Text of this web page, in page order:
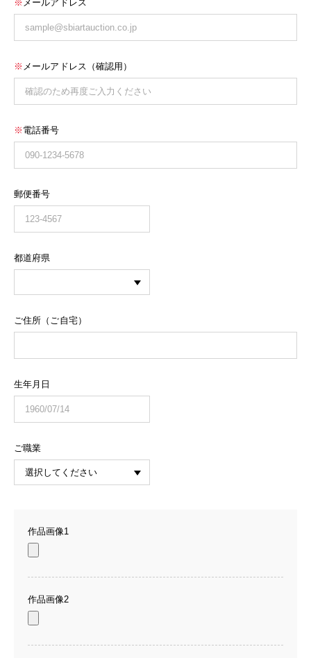
※ メールアドレス
※ メールアドレス（確認用）
※ 電話番号
郵便番号
都道府県
ご住所（ご自宅）
生年月日
ご職業
作品画像1
作品画像2